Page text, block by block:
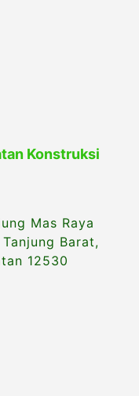
Konstruksi
Mas Raya
Barat,
12530